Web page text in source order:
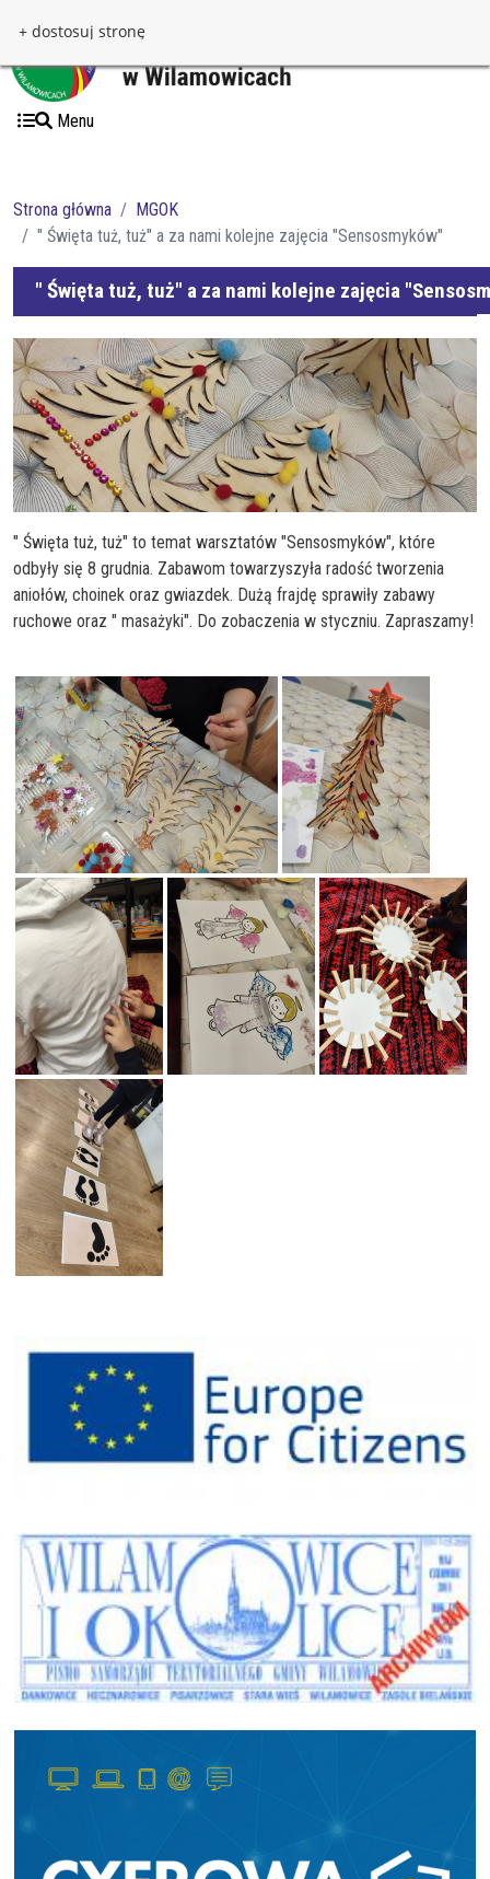
+ dostosuj stronę
Menu
Strona główna
MGOK
" Święta tuż, tuż" a za nami kolejne zajęcia "Sensosmyków"
" Święta tuż, tuż" a za nami kolejne zajęcia
" Święta tuż, tuż" to temat warsztatów "Sensosmyków", które
odbyły się 8 grudnia. Zabawom towarzyszyła radość tworzenia
aniołów, choinek oraz gwiazdek. Dużą frajdę sprawiły zabawy
ruchowe oraz " masażyki". Do zobaczenia w styczniu. Zapraszamy!